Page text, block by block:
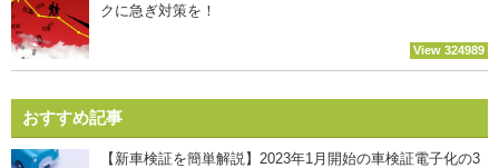
クに急ぎ対策を！
View 324989
おすすめ記事
【新車検証を簡単解説】2023年1月開始の車検証電子化の3